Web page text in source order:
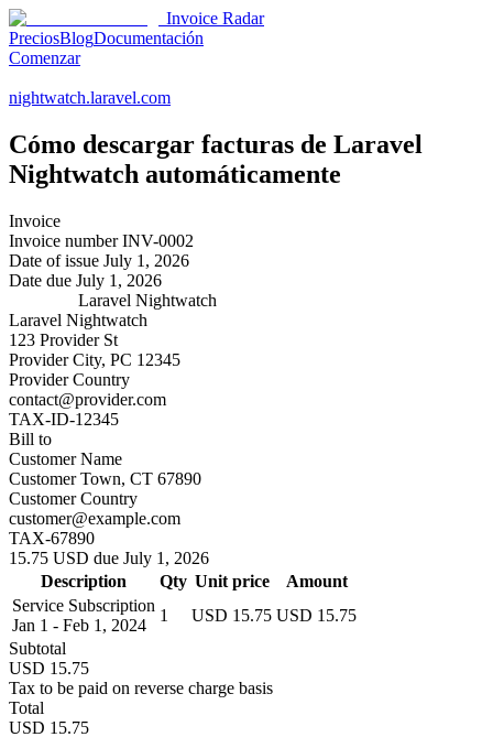
Invoice Radar
PreciosBlogDocumentación
Comenzar
nightwatch.laravel.com
Cómo descargar facturas de Laravel
Nightwatch automáticamente
Invoice
Invoice numberINV-0002
Date of issue July 1, 2026
Date due July 1, 2026
Laravel Nightwatch
Laravel Nightwatch
123 Provider St
Provider City, PC 12345
Provider Country
contact@provider.com
TAX-ID-12345
Bill to
Customer Name
Customer Town, CT 67890
Customer Country
customer@example.com
TAX-67890
15.75 USD due July 1, 2026
Description
Qty Unit price
Amount
Service Subscription
Jan 1 - Feb 1, 2024
1 USD 15.75 USD 15.75
Subtotal
USD 15.75
Tax to be paid on reverse charge basis
Total
USD 15.75